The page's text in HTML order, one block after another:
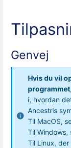
Genvej
Hvis du vil
programmet
i, hvordan
Ancestris
Til MacOS,
Til Windows,
Til Linux,